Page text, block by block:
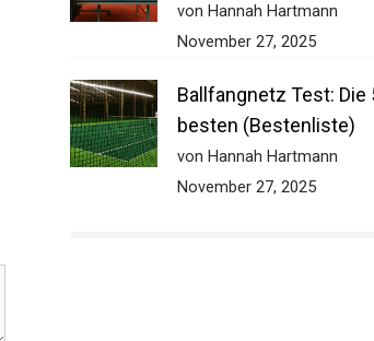
von Hannah Hartmann
November 27, 2025
Ballfangnetz Test: Die
besten (Bestenliste)
von Hannah Hartmann
November 27, 2025